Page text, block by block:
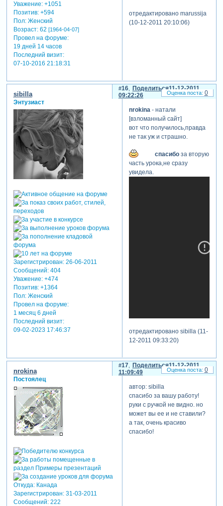
Уважение: +1051
Позитив: +594
Пол:Женский
Возраст:62 [1964-04-07]
Провел на форуме:
19 дней 14 часов
Последний визит:
07-10-2016 21:18:31
отредактировано marussija
(10-12-2011 20:10:06)
Поделиться
16
11-12-2011
09:22:26
sibilla
Энтузиаст
Зарегистрирован: 26-06-2011
Сообщений:404
Уважение: +474
Позитив: +1364
Пол:Женский
Провел на форуме:
1 месяц 6 дней
Последний визит:
09-02-2023 17:46:37
nrokina - натали
[взломанный сайт]
вот что получилось,правда
не так уж и страшно.
спасибоза вторую
часть урока,не сразу
увидела.
отредактировано sibilla (11-
12-2011 09:33:20)
0
Поделиться
17
11-12-2011
11:09:49
nrokina
Постоялец
Откуда:Канада
Зарегистрирован: 31-03-2011
Сообщений:222
автор: sibilla
спасибо за вашу работу!
руки с ручкой не видно. но
может вы ее и не ставили?
а так, очень красиво
спасибо!
0